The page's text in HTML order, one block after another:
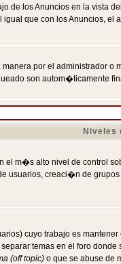
de los Anuncios en la
que con los Anuncios,
por el administrador
son autom�ticamente
Niveles
el m�s alto nivel de control
usuarios, creaci�n de
cuyo trabajo es
temas en el foro
(off topic) o que se abuse de